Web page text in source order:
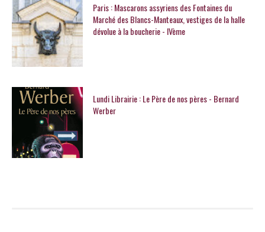
Paris : Mascarons assyriens des Fontaines du
Marché des Blancs-Manteaux, vestiges de la halle
dévolue à la boucherie - IVème
Lundi Librairie : Le Père de nos pères - Bernard
Werber